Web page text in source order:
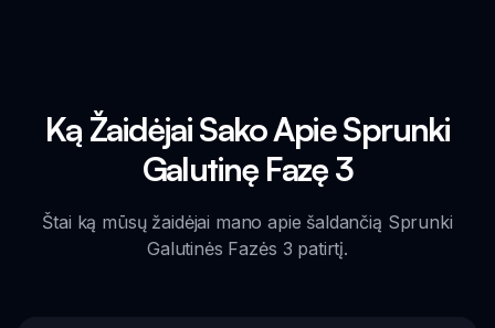
Ką Žaidėjai Sako Apie Sprunki
Galutinę Fazę 3
Štai ką mūsų žaidėjai mano apie šaldančią Sprunki
Galutinės Fazės 3 patirtį.